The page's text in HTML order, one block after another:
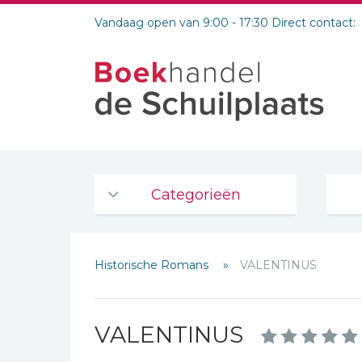
Vandaag open van 9:00 - 17:30 Direct contact:
Categorieën
De Bijbel
Bijbelse Dagboeken 2026
Bijbelstudie groepen
Historische Romans VALENTINUS
VALENTINUS